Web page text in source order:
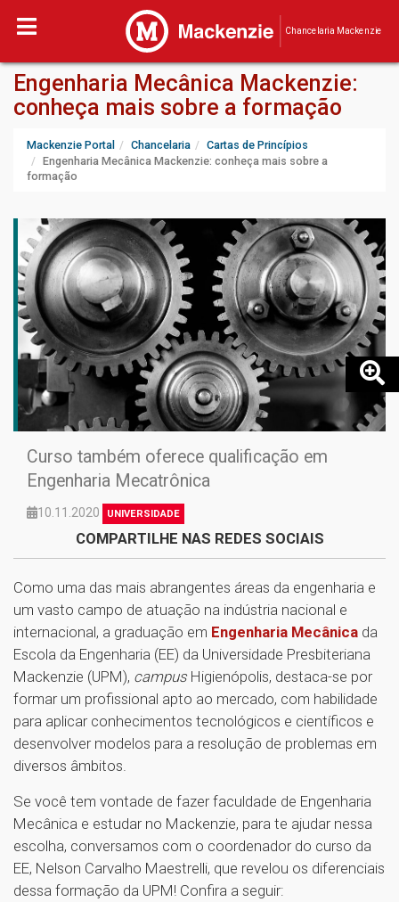
Chancelaria Mackenzie
Engenharia Mecânica Mackenzie:
conheça mais sobre a formação
Mackenzie Portal Chancelaria
Cartas de Princípios
Engenharia Mecânica Mackenzie: conheça mais sobre a
formação
Curso também oferece qualificação em
Engenharia Mecatrônica
10.11.2020 UNIVERSIDADE
COMPARTILHE NAS REDES SOCIAIS
Como uma das mais abrangentes áreas da engenharia e
um vasto campo de atuação na indústria nacional e
internacional, a graduação em Engenharia Mecânica da
Escola da Engenharia (EE) da Universidade Presbiteriana
Mackenzie (UPM), campus Higienópolis, destaca-se por
formar um profissional apto ao mercado, com habilidade
para aplicar conhecimentos tecnológicos e científicos e
desenvolver modelos para a resolução de problemas em
diversos âmbitos.
Se você tem vontade de fazer faculdade de Engenharia
Mecânica e estudar no Mackenzie, para te ajudar nessa
escolha, conversamos com o coordenador do curso da
EE, Nelson Carvalho Maestrelli, que revelou os diferenciais
dessa formação da UPM! Confira a seguir: